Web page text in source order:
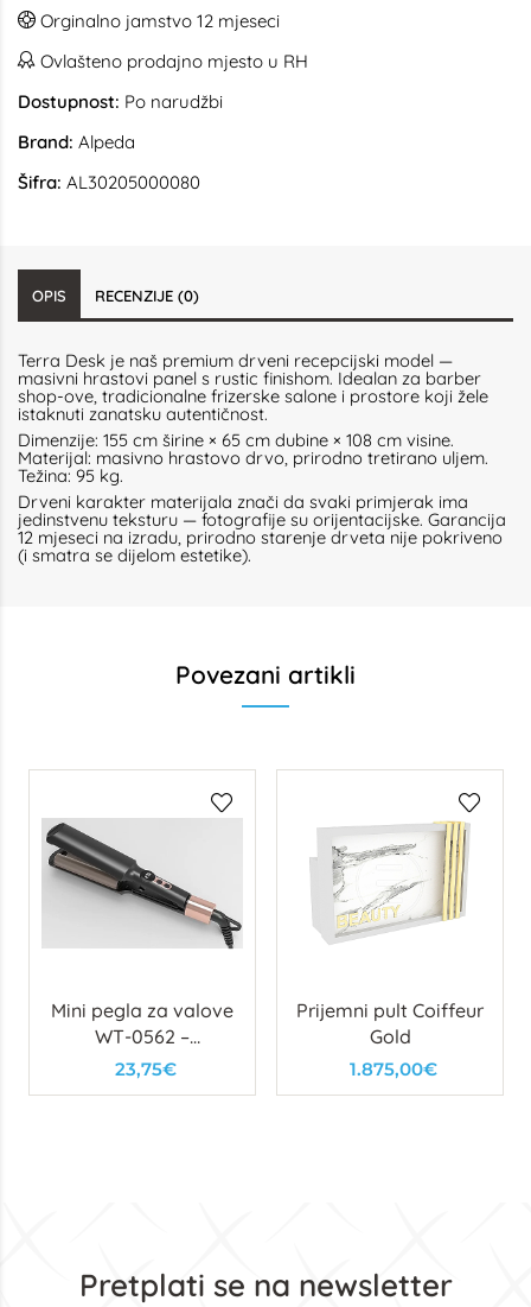
Orginalno jamstvo 12 mjeseci
Ovlašteno prodajno mjesto u RH
Dostupnost: Po narudžbi
Brand: Alpeda
Šifra: AL30205000080
OPIS RECENZIJE (0)
Terra Desk je naš premium drveni recepcijski model —
masivni hrastovi panel s rustic finishom. Idealan za barber
shop-ove, tradicionalne frizerske salone i prostore koji žele
istaknuti zanatsku autentičnost.
Dimenzije: 155 cm širine × 65 cm dubine × 108 cm visine.
Materijal: masivno hrastovo drvo, prirodno tretirano uljem.
Težina: 95 kg.
Drveni karakter materijala znači da svaki primjerak ima
jedinstvenu teksturu — fotografije su orijentacijske. Garancija
12 mjeseci na izradu, prirodno starenje drveta nije pokriveno
(i smatra se dijelom estetike).
Povezani artikli
Mini pegla za valove
WT-0562 –
Kompaktni uređaj za
brze i precizne
23,75€
Prijemni pult Coiffeur
Gold
1.875,00€
Pretplati se na newsletter